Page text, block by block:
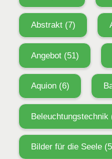
Abstrakt(7)
Angebot(51)
Aquion(6)
Beleuchtungstechnik
Bilder für die Seele